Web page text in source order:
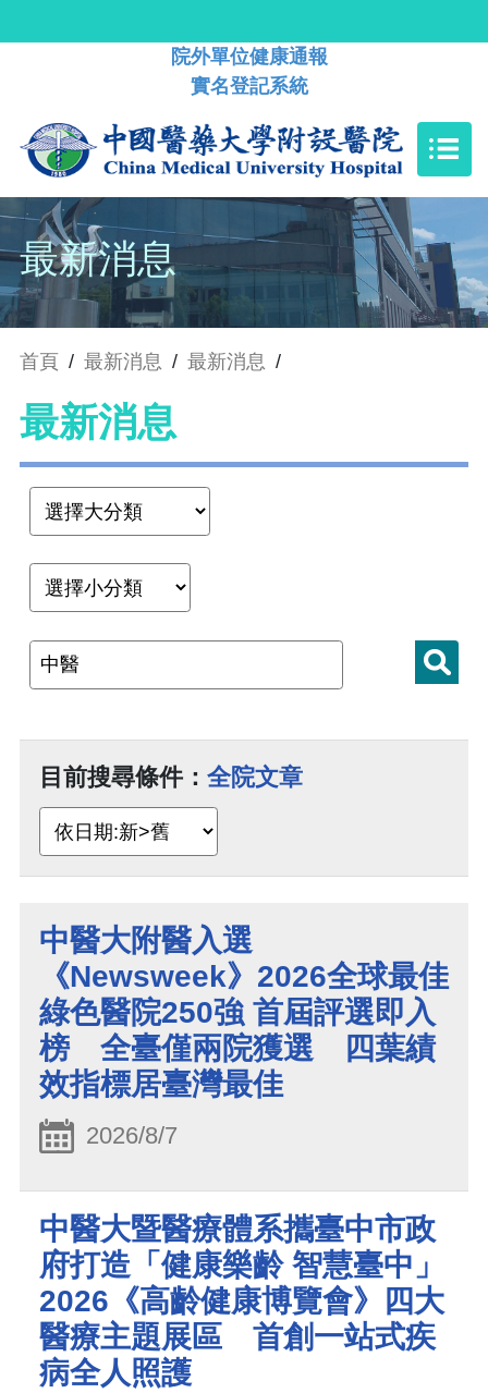
院外單位健康通報
實名登記系統
最新消息
首頁 / 最新消息 / 最新消息 /
最新消息
目前搜尋條件： 全院文章
中醫大附醫入選
《Newsweek》2026全球最佳
綠色醫院250強 首屆評選即入
榜 全臺僅兩院獲選 四葉績
效指標居臺灣最佳
2026/8/7
中醫大暨醫療體系攜臺中市政
府打造「健康樂齡 智慧臺中」
2026《高齡健康博覽會》四大
醫療主題展區 首創一站式疾
病全人照護